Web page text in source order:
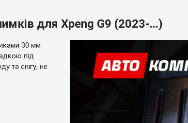
для Xpeng G9 (2023-...)
30 мм
під
та снігу, не